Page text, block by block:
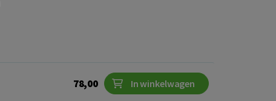
78,00 In winkelwagen